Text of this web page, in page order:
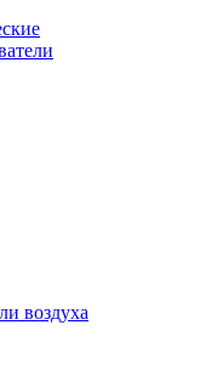
воздуха